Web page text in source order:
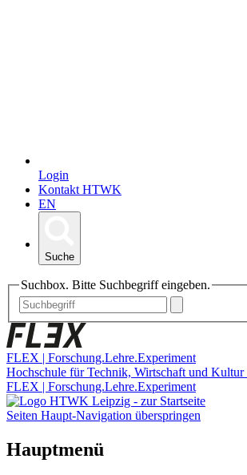
Login
Kontakt HTWK
EN
Suche
Suchbox. Bitte Suchbegriff eingeben.
FLEX | Forschung.Lehre.Experiment
Hochschule für Technik, Wirtschaft und
FLEX | Forschung.Lehre.Experiment
Seiten Haupt-Navigation überspringen
Hauptmenü